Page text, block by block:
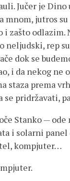
Jučer je
mnom, jutros
i zašto odlazim.
neljudski, rep
dok se
i da nekog ne
staza prema
se pridržavati,
Stanko — ode
i solarni panel
kompjuter…